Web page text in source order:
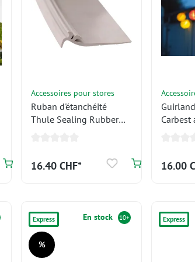
Accessoires pour stores
Ruban d'étanchéité
Thule Sealing Rubber
16.40 CHF*
Carbest
16.00
Express
Réduction
%
En stock 10+ Express